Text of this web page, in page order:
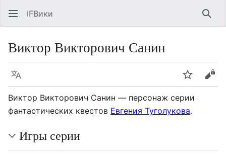
IFВики
Виктор Викторович Санин
Язык Следить
Виктор Викторович Санин — персонаж серии
фантастических квестов Евгения Туголукова.
Игры серии